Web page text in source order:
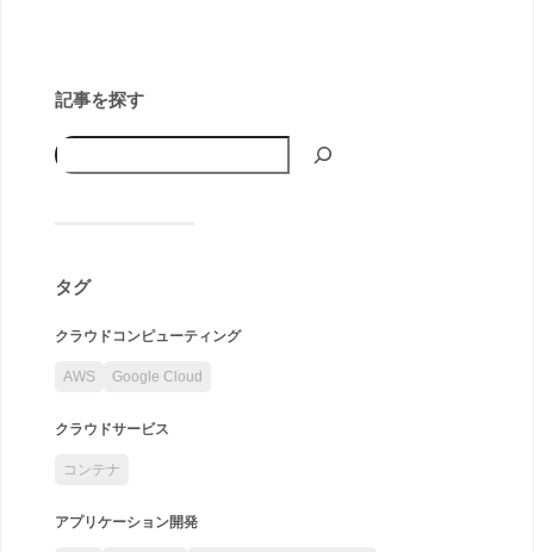
記事を探す
タグ
クラウドコンピューティング
AWS Google Cloud
クラウドサービス
コンテナ
アプリケーション開発